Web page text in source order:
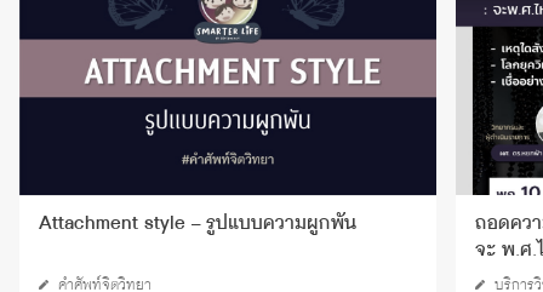
Attachment style – รูปแบบความผูกพัน
คำศัพท์จิตวิทยา
ถอดคว
จะ พ.ศ.
บริการ